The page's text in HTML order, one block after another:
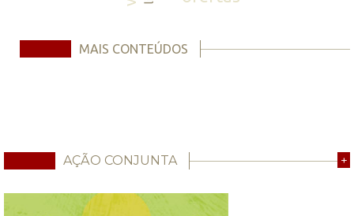
MAIS CONTEÚDOS
AÇÃO CONJUNTA +